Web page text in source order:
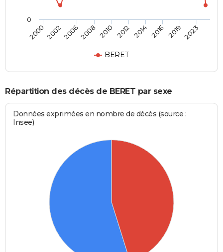
BERET
2000200220062008 2010 2012 2014 2016 2019 2023
0
Répartition des décès de BERET par sexe
Données exprimées en nombre de décès (source :
Insee)